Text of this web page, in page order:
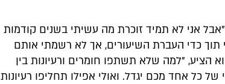
"אבל אני לא תמיד זוכרת מה עשיתי בשנים קודמות
תוך כדי העברת השיעורים, אך לא רשמתי אותם
הציע, "למה שלא תשתפו חומרים ורעיונות בין
כל אחד מכם יגדל. ואולי אפילו תחליפו רעיונות